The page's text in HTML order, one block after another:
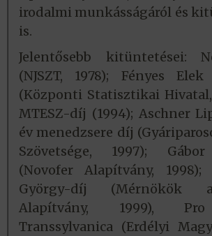
irodalmi munkásságáról és
is.
Jelentősebb kitüntetései:
(NJSZT, 1978); Fényes
(Központi Statisztikai Hivatal,
MTESZ-díj (1994); Aschner
év menedzsere díj
Szövetsége, 1997);
(Novofer Alapítvány, 1998);
György-díj (Mérnökök
Alapítvány, 1999),
Transsylvanica (Erdélyi